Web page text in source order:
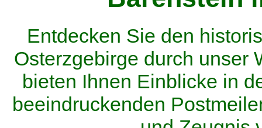
Entdecken Sie den
Osterzgebirge durch unser
bieten Ihnen Einblicke in
beeindruckenden